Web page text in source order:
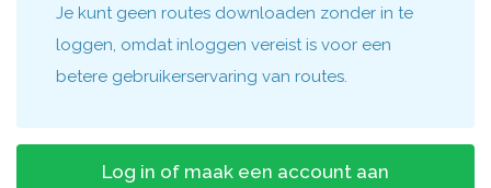
Je kunt geen routes downloaden zonder in te
loggen, omdat inloggen vereist is voor een
betere gebruikerservaring van routes.
Log in of maak een account aan